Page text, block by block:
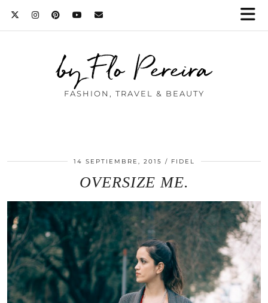
by Flo Pereira
FASHION, TRAVEL & BEAUTY
14 SEPTIEMBRE, 2015 FIDEL
OVERSIZE ME.